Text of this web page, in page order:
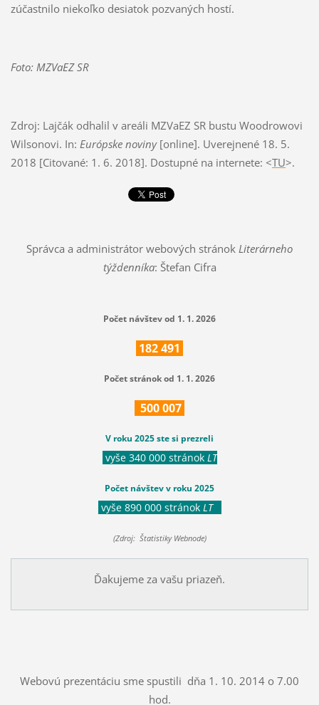
zúčastnilo niekoľko desiatok pozvaných hostí.
Foto: MZVaEZ SR
Zdroj: Lajčák odhalil v areáli MZVaEZ SR bustu Woodrowovi
Wilsonovi. In: Európske noviny[online]. Uverejnené 18. 5.
2018 [Citované: 1. 6. 2018]. Dostupné na internete: <TU>.
Správca a administrátor webových stránok Literárneho
týždenníka: Štefan Cifra
Počet návštev od 1. 1. 2026
182491
Počet stránok od 1. 1. 2026
500007
V roku 2025 ste si prezreli
vyše 340 000 stránok LT
Počet návštev v roku 2025
vyše 890 000 stránok LT
(Zdroj: Štatistiky Webnode)
Ďakujeme za vašu priazeň.
Webovú prezentáciu sme spustili dňa 1. 10. 2014 o 7.00
hod.